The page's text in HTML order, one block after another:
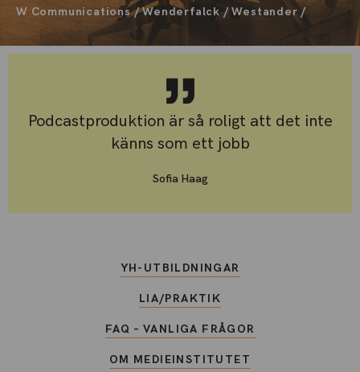
W Communications / Wenderfalck / Westander /
Podcastproduktion är så roligt att det inte
känns som ett jobb
Sofia Haag
YH-UTBILDNINGAR
LIA/PRAKTIK
FAQ – VANLIGA FRÅGOR
OM MEDIEINSTITUTET